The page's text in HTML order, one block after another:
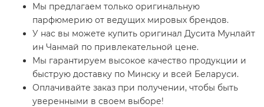
Мы предлагаем только оригинальную
парфюмерию от ведущих мировых брендов.
У нас вы можете купить оригинал Дусита Мунлайт
ин Чанмай по привлекательной цене.
Мы гарантируем высокое качество продукции и
быструю доставку по Минску и всей Беларуси.
Оплачивайте заказ при получении, чтобы быть
уверенными в своем выборе!